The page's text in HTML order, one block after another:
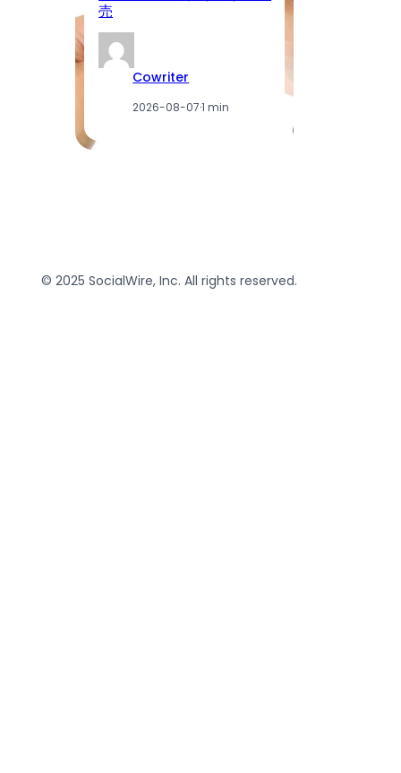
売
Cowriter
2026-08-07·1 min
© 2025 SocialWire, Inc. All rights reserved.